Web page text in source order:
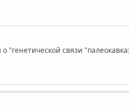
о "генетической связи